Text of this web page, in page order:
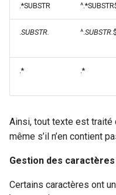
.*SUBSTR
SUBSTR. ^. SUBSTR. $
.* .*
Ainsi, tout texte est traité
même s’il n’en contient
Gestion des
Certains caractères ont